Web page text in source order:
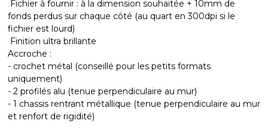
Fichier à fournir : à la dimension souhaitée + 10mm de
fonds perdus sur chaque côté (au quart en 300dpi si le
fichier est lourd)
Finition ultra brillante
Accroche :
- crochet métal (conseillé pour les petits formats
uniquement)
- 2 profilés alu (tenue perpendiculaire au mur)
- 1 chassis rentrant métallique (tenue perpendiculaire au mur
et renfort de rigidité)